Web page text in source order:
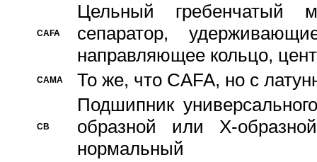
CAFA
Цельный гребенчатый
сепаратор,
направляющее кольцо,
CAMA То же, что CAFA, но с
CB
Подшипник
образной или Х-
нормальный